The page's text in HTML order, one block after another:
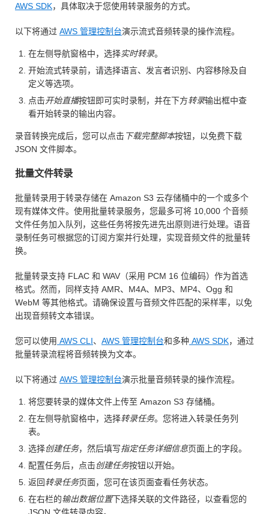
AWS SDK，具体取决于您使用转录服务的方式。
以下将通过 AWS 管理控制台演示流式音频转录的操作流程。
在左侧导航窗格中，选择实时转录。
开始流式转录前，请选择语言、发言者识别、内容移除及自
定义等选项。
点击开始直播按钮即可实时录制，并在下方转录输出框中查
看开始转录的输出内容。
录音转换完成后，您可以点击下载完整脚本按钮，以免费下载
JSON 文件脚本。
批量文件转录
批量转录用于转录存储在 Amazon S3 云存储桶中的一个或多个
现有媒体文件。使用批量转录服务，您最多可将 10,000 个音频
文件任务加入队列，这些任务将按先进先出原则进行处理。语音
录制任务可根据您的订阅方案并行处理，实现音频文件的批量转
换。
批量转录支持 FLAC 和 WAV（采用 PCM 16 位编码）作为首选
格式。然而，同样支持 AMR、M4A、MP3、MP4、Ogg 和
WebM 等其他格式。请确保设置与音频文件匹配的采样率，以免
出现音频转文本错误。
您可以使用 AWS CLI、 AWS 管理控制台和多种 AWS SDK，通过
批量转录流程将音频转换为文本。
以下将通过 AWS 管理控制台演示批量音频转录的操作流程。
将您要转录的媒体文件上传至 Amazon S3 存储桶。
在左侧导航窗格中，选择转录任务。您将进入转录任务列
表。
选择创建任务，然后填写指定任务详细信息页面上的字段。
配置任务后，点击创建任务按钮以开始。
返回转录任务页面，您可在该页面查看任务状态。
在右栏的输出数据位置下选择关联的文件路径，以查看您的
JSON 文件转录内容。